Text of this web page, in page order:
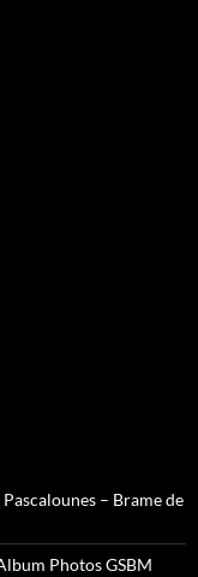
– Brame de
Photos GSBM